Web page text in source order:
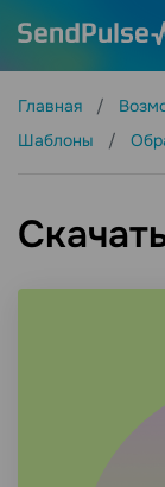
Главная
Шаблоны